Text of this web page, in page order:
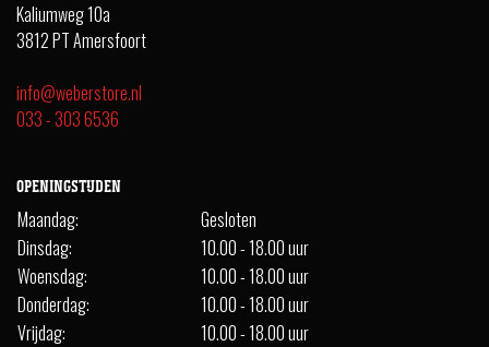
Kaliumweg 10a
3812 PT Amersfoort
info@weberstore.nl
033 - 303 6536
OPENINGSTIJDEN
Maandag:
Gesloten
Dinsdag:
10.00 - 18.00 uur
Woensdag:
10.00 - 18.00 uur
Donderdag:
10.00 - 18.00 uur
Vrijdag:
10.00 - 18.00 uur